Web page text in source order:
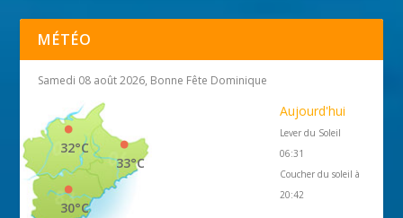
MÉTÉO
Samedi 08 août 2026, Bonne Fête Dominique
33°C
32°C
30°C
Aujourd'hui
Lever du Soleil
06:31
Coucher du soleil à
20:42